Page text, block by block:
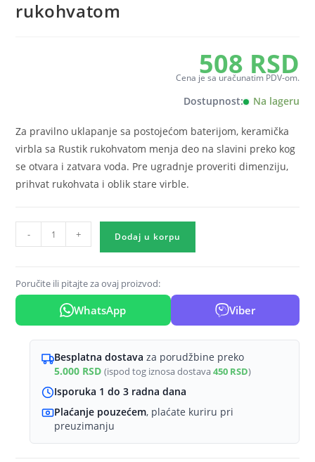
rukohvatom
508 RSD
Cena je sa uračunatim PDV-om.
Dostupnost: Na lageru
Za pravilno uklapanje sa postojećom baterijom, keramička
virbla sa Rustik rukohvatom menja deo na slavini preko kog
se otvara i zatvara voda. Pre ugradnje proveriti dimenziju,
prihvat rukohvata i oblik stare virble.
Keramička
virbla
sa
- + Dodaj u korpu
Poručite ili pitajte za ovaj proizvod:
WhatsApp Viber
Besplatna dostava za porudžbine preko
5.000 RSD (ispod tog iznosa dostava450 RSD)
Isporuka 1 do 3 radna dana
Plaćanje pouzećem, plaćate kuriru pri
preuzimanju